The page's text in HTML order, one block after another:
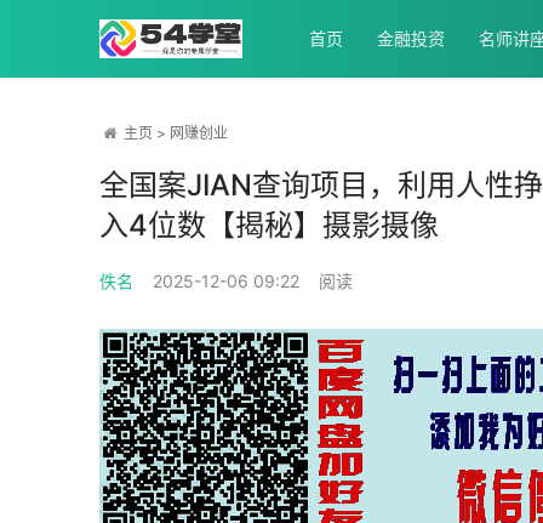
首页 金融投资 名师讲
主页 > 网赚创业
全国案JIAN查询项目，利用人性
入4位数【揭秘】摄影摄像
佚名 2025-12-06 09:22 阅读